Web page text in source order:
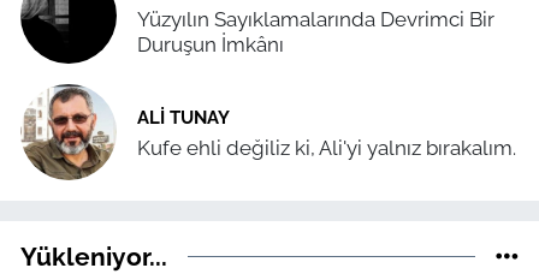
Yüzyılın Sayıklamalarında Devrimci Bir
Duruşun İmkânı
ALI TUNAY
Kufe ehli değiliz ki, Ali'yi yalnız bırakalım.
Yükleniyor...